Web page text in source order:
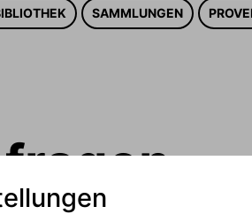
SAMMLUNGEN